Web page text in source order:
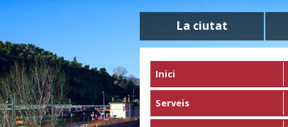
La ciutat
Inici
Serveis